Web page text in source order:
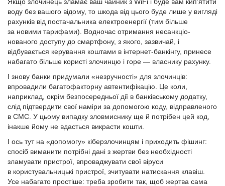
воду без вашого відому, то шкода від цього буде лише у вигляді
рахунків від постачальника електроенергії (тим більше
за новими тарифами). Водночас отримання несанкціо­
нованого доступу до смартфону, з якого, зазвичай, і
відбувається керування коштами в інтернет-банкінгу, принесе
набагато більше користі злочинцю і горе — власнику рахунку.
І знову банки придумали «незручності» для злочинців:
впровадили багатофакторну автентифікацію. Це коли,
наприклад, окрім безпосередньої дії в банківському додатку,
слід підтвердити свої наміри за допомогою коду, відправленого
в СМС. У цьому випадку зловмиснику ще й потрібен цей код,
інакше йому не вдасться викрасти кошти.
І ось тут на «допомогу» кіберзлочинцям і приходить фішинг:
спосіб виманити потрібні дані з жертви без необхідності
зламувати пристрої, впроваджувати свої віруси
в користувальницькі пристрої, зчитувати натискання клавіш.
Усе набагато простіше: треба зробити так, щоб жертва сама